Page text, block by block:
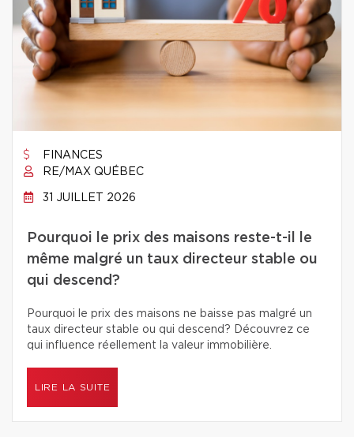
FINANCES
RE/MAX QUÉBEC
31 JUILLET 2026
Pourquoi le prix des maisons reste-t-il le
même malgré un taux directeur stable ou
qui descend?
Pourquoi le prix des maisons ne baisse pas malgré un
taux directeur stable ou qui descend? Découvrez ce
qui influence réellement la valeur immobilière.
LIRE LA SUITE